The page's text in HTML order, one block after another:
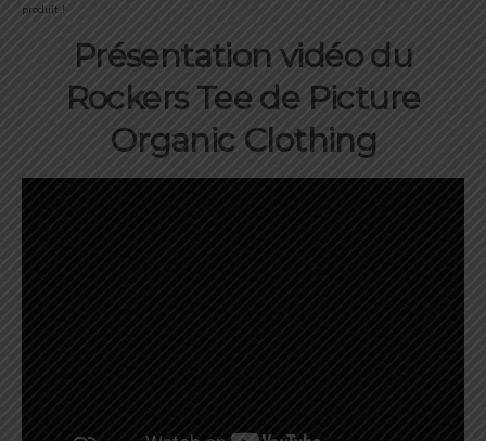
produit !
Présentation vidéo du
Rockers Tee de Picture
Organic Clothing